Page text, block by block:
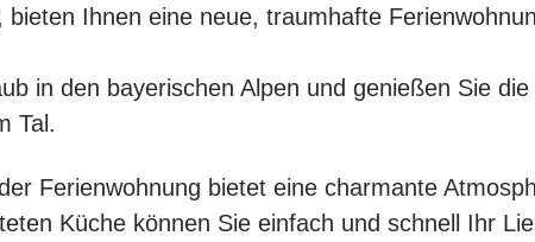
Ihnen eine neue, traumhafte
in den bayerischen Alpen und genießen Sie
Tal.
Ferienwohnung bietet eine charmante
Küche können Sie einfach und schnell Ihr